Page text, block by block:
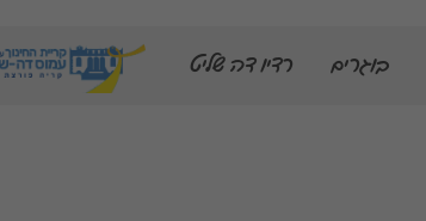
בוגרים רדיו דה שליט